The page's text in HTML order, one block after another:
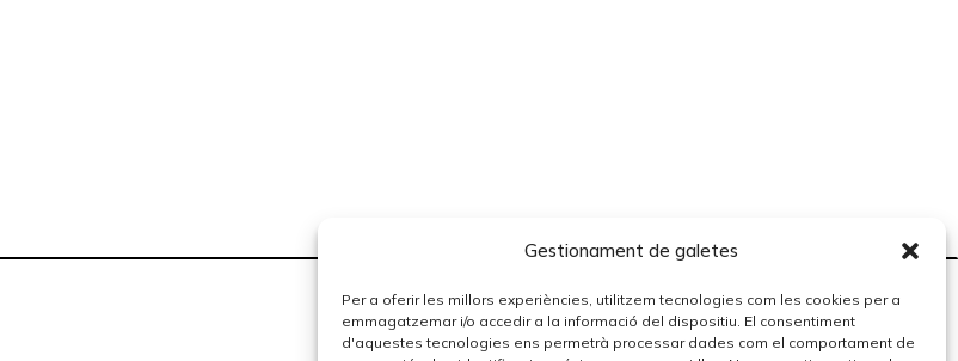
Gestionament de galetes
Per a oferir les millors experiències, utilitzem tecnologies com les cookies per a
emmagatzemar i/o accedir a la informació del dispositiu. El consentiment
d'aquestes tecnologies ens permetrà processar dades com el comportament de